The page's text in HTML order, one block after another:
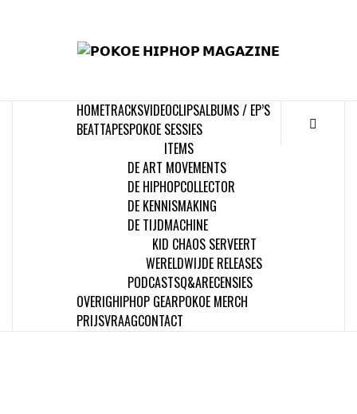
HOMETRACKSVIDEOCLIPSALBUMS / EP’S
BEATTAPESPOKOE SESSIES
ITEMS
DE ART MOVEMENTS
DE HIPHOPCOLLECTOR
DE KENNISMAKING
DE TIJDMACHINE
KID CHAOS SERVEERT
WERELDWIJDE RELEASES
PODCASTSQ&ARECENSIES
OVERIGHIPHOP GEARPOKOE MERCH
PRIJSVRAAGCONTACT